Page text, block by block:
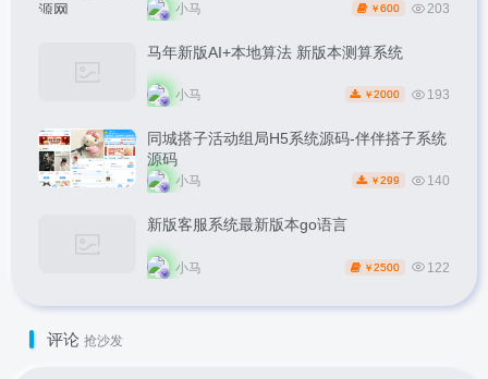
小马 ￥ 600 203
马年新版AI+本地算法 新版本测算系统
小马 ￥ 2000 193
同城搭子活动组局H5系统源码-伴伴搭子系统
源码
小马 ￥ 299 140
新版客服系统最新版本go语言
小马 ￥ 2500 122
评论 抢沙发